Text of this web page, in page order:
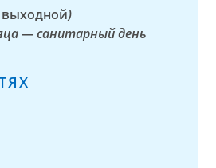
выходной)
— санитарный день